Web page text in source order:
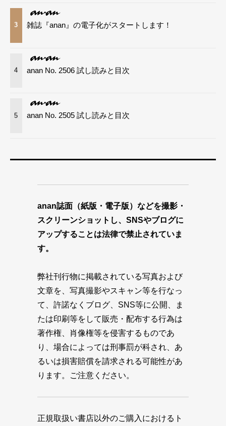
3 雑誌『anan』の電子化がスタートします！
4 anan No. 2506 試し読みと目次
5 anan No. 2505 試し読みと目次
anan誌面（紙版・電子版）などを撮影・
スクリーンショットし、SNSやブログに
アップすることは法律で禁止されていま
す。
弊社刊行物に掲載されている写真および
文章を、写真撮影やスキャン等を行なっ
て、許諾なくブログ、SNS等に公開、ま
たは印刷等をして販売・配布する行為は
著作権、肖像権等を侵害するものであ
り、場合によっては刑事罰が科され、あ
るいは損害賠償を請求される可能性があ
ります。ご注意ください。
正規取扱い書店以外のご購入におけるト